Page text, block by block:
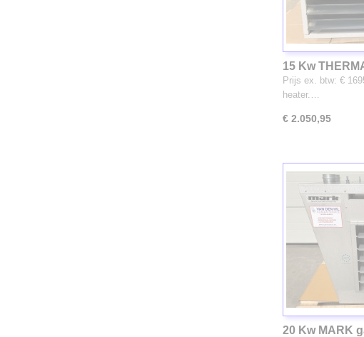
15 Kw
(2136)
Prijs ex. btw: €
heater.…
€ 2.050,95
20 Kw MARK